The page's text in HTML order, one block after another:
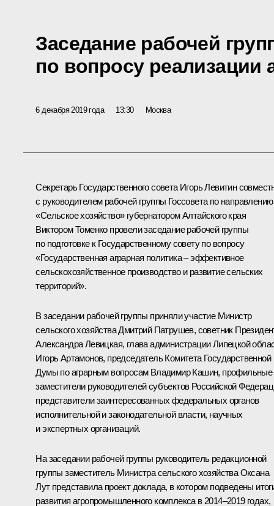
Заседание рабочей
по вопросу реализации
6 декабря 2019 года 13:30 Москва
Секретарь Государственного совета Игорь Левитин
с руководителем рабочей группы Госсовета по направлению
«Сельское хозяйство» губернатором Алтайского края
Виктором Томенкопровели заседание рабочей группы
по подготовке к Государственному совету по вопросу
«Государственная аграрная политика – эффективное
сельскохозяйственное производство и развитие сельских
территорий».
В заседании рабочей группы приняли участие Министр
сельского хозяйстваДмитрий Патрушев, советник
Александра Левицкая, глава администрации Липецкой
Игорь Артамонов, председатель Комитета Государственной
Думы по аграрным вопросам Владимир Кашин, профильные
заместители руководителей субъектов Российской
представители заинтересованных федеральных органов
исполнительной и законодательной власти, научных
и экспертных организаций.
На заседании рабочей группы руководитель редакционной
группы заместитель Министра сельского хозяйства Оксана
Лут представила проект доклада, в котором подведены
развития агропромышленного комплекса в 2014–2019 годах,